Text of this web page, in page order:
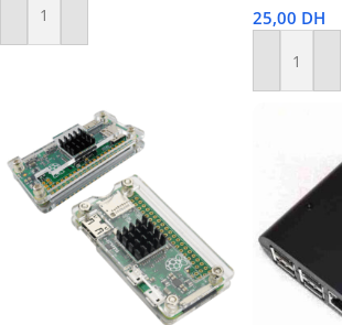
Ajouter Au Panier
25,00 DH
Ajouter Au